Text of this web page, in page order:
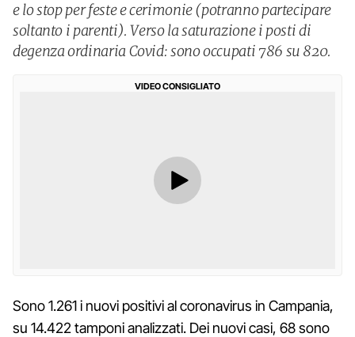
e lo stop per feste e cerimonie (potranno partecipare
soltanto i parenti). Verso la saturazione i posti di
degenza ordinaria Covid: sono occupati 786 su 820.
VIDEO CONSIGLIATO
Sono 1.261 i nuovi positivi al coronavirus in Campania,
su 14.422 tamponi analizzati. Dei nuovi casi, 68 sono